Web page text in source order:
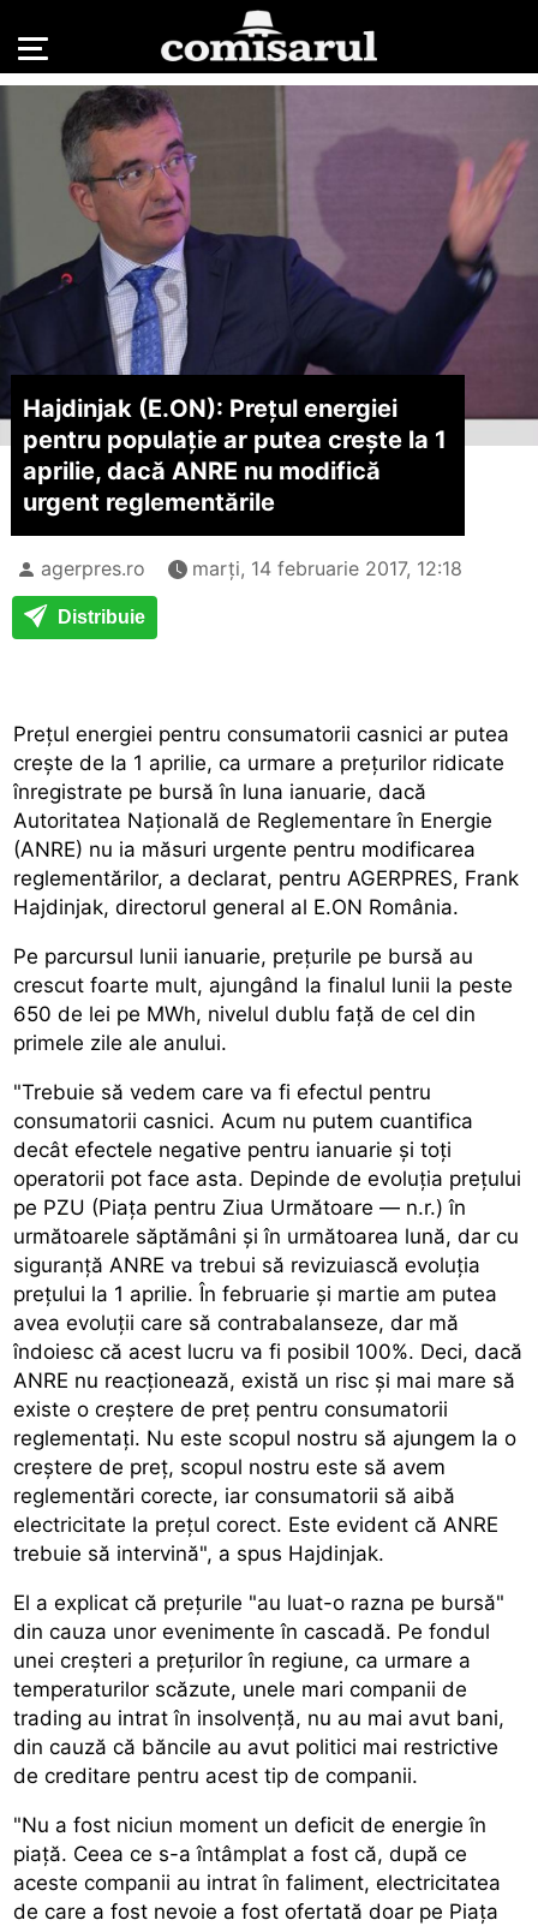
Hajdinjak (E.ON): Prețul energiei
pentru populație ar putea crește la 1
aprilie, dacă ANRE nu modifică
urgent reglementările
agerpres.ro marți, 14 februarie 2017, 12:18
Distribuie
Prețul energiei pentru consumatorii casnici ar putea
crește de la 1 aprilie, ca urmare a prețurilor ridicate
înregistrate pe bursă în luna ianuarie, dacă
Autoritatea Națională de Reglementare în Energie
(ANRE) nu ia măsuri urgente pentru modificarea
reglementărilor, a declarat, pentru AGERPRES, Frank
Hajdinjak, directorul general al E.ON România.
Pe parcursul lunii ianuarie, prețurile pe bursă au
crescut foarte mult, ajungând la finalul lunii la peste
650 de lei pe MWh, nivelul dublu față de cel din
primele zile ale anului.
"Trebuie să vedem care va fi efectul pentru
consumatorii casnici. Acum nu putem cuantifica
decât efectele negative pentru ianuarie și toți
operatorii pot face asta. Depinde de evoluția prețului
pe PZU (Piața pentru Ziua Următoare — n.r.) în
următoarele săptămâni și în următoarea lună, dar cu
siguranță ANRE va trebui să revizuiască evoluția
prețului la 1 aprilie. În februarie și martie am putea
avea evoluții care să contrabalanseze, dar mă
îndoiesc că acest lucru va fi posibil 100%. Deci, dacă
ANRE nu reacționează, există un risc și mai mare să
existe o creștere de preț pentru consumatorii
reglementați. Nu este scopul nostru să ajungem la o
creștere de preț, scopul nostru este să avem
reglementări corecte, iar consumatorii să aibă
electricitate la prețul corect. Este evident că ANRE
trebuie să intervină", a spus Hajdinjak.
El a explicat că prețurile "au luat-o razna pe bursă"
din cauza unor evenimente în cascadă. Pe fondul
unei creșteri a prețurilor în regiune, ca urmare a
temperaturilor scăzute, unele mari companii de
trading au intrat în insolvență, nu au mai avut bani,
din cauză că băncile au avut politici mai restrictive
de creditare pentru acest tip de companii.
"Nu a fost niciun moment un deficit de energie în
piață. Ceea ce s-a întâmplat a fost că, după ce
aceste companii au intrat în faliment, electricitatea
de care a fost nevoie a fost ofertată doar pe Piața